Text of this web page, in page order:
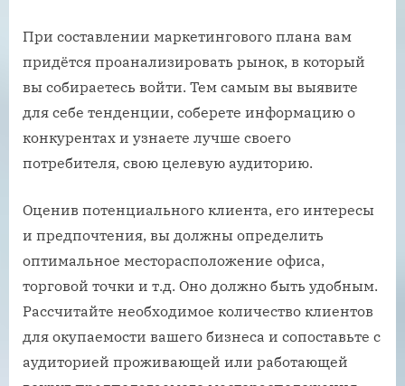
При составлении маркетингового плана вам
придётся проанализировать рынок, в который
вы собираетесь войти. Тем самым вы выявите
для себе тенденции, соберете информацию о
конкурентах и узнаете лучше своего
потребителя, свою целевую аудиторию.
Оценив потенциального клиента, его интересы
и предпочтения, вы должны определить
оптимальное месторасположение офиса,
торговой точки и т.д. Оно должно быть удобным.
Рассчитайте необходимое количество клиентов
для окупаемости вашего бизнеса и сопоставьте с
аудиторией проживающей или работающей